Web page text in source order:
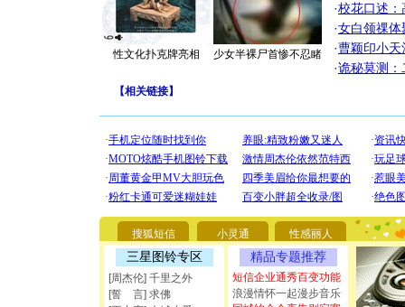
性文化扑克牌亮相 少女半裸尸首惨不忍睹
·校花口述：
·女白领祼体
·曹颖印小天
·诡秘莫测：
【相关链接】
搜狐短信 小灵通 性感丽人
三星图铃专区
[周杰伦] 千里之外
[誓 言] 求佛
精品专题推荐
短信企业通秀百变功能
浪漫情怀一起漫步音乐
要平安！
[圣诞节]
能正大
都要快乐
[圣诞节]
如意,快
断电。爱
你是我专
[元旦]如
起；二是
离。水晶
[元旦]当